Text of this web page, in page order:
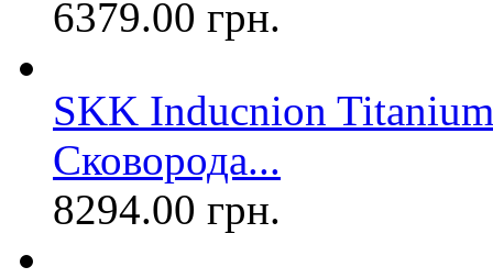
6379.00 грн.
SKK Inducnion
Сковорода...
8294.00 грн.